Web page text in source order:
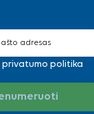
privatumo politika